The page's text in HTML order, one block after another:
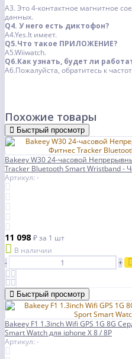
A3. Это 4-контактное магнитное
данных.
Q4. У него есть диктофон?
A4.Yes.It имеет.
Q5.Что такое ПРИЛОЖЕНИЕ?
A5.Wiiwatch.
Q6.Как узнать, будет ли
A6.Пожалуйста, обратитесь к
Похожие товары
Быстрый просмотр
Bakeey W30 24-часовой
Tracker Bluetooth Smart Wristband -
Артикул: -
11 098 ₽за 1 шт
В наличии
-
+
Быстрый просмотр
Bakeey F1 1.3inch Wifi GPS 1G 8G
Smart Watch для iphone X 8 / 8P
Артикул: -